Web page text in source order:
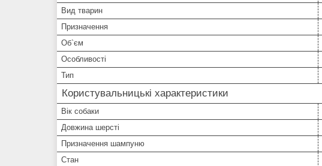
Вид тварин
Призначення
Об`єм
Особливості
Тип
Користувальницькі характеристики
Вік собаки
Довжина шерсті
Призначення шампуню
Стан